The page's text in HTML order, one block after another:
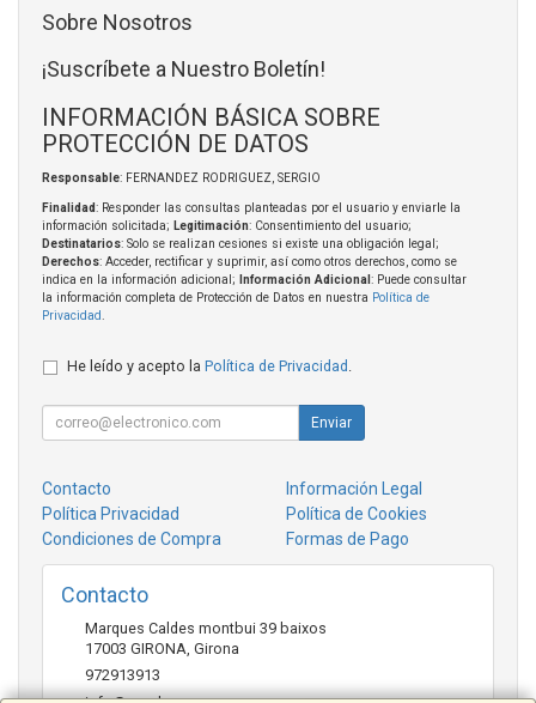
Sobre Nosotros
¡Suscríbete a Nuestro Boletín!
INFORMACIÓN BÁSICA SOBRE
PROTECCIÓN DE DATOS
Responsable: FERNANDEZ RODRIGUEZ, SERGIO
Finalidad: Responder las consultas planteadas por el usuario y enviarle la
información solicitada; Legitimación: Consentimiento del usuario;
Destinatarios: Solo se realizan cesiones si existe una obligación legal;
Derechos: Acceder, rectificar y suprimir, así como otros derechos, como se
indica en la información adicional;
Información Adicional : Puede consultar
la información completa de Protección de Datos en nuestra Política de
Privacidad.
He leído y acepto la Política de Privacidad .
Enviar
Contacto
Información Legal
Política Privacidad
Política de Cookies
Condiciones de Compra
Formas de Pago
Contacto
Marques Caldes montbui 39 baixos
17003 GIRONA, Girona
972913913